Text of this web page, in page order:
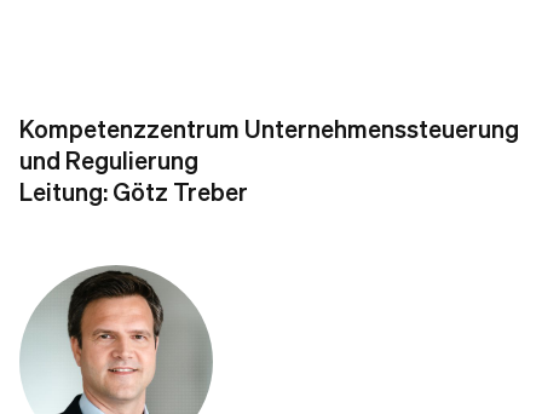
Kompetenzzentrum Unternehmenssteuerung
und Regulierung
Leitung: Götz Treber